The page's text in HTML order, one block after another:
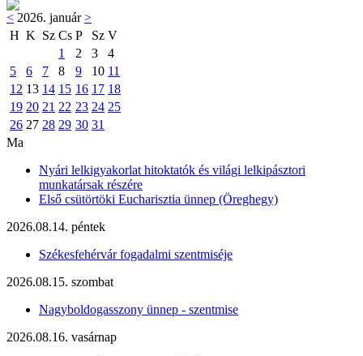
< 2026. január>
H K Sz Cs P Sz V
1
2 3
4
5
6 7 8 9 10 11
12 13 14 15 16 17 18
19 20 21 22 23 24 25
26 27 28 29 30 31
Ma
Nyári lelkigyakorlat hitoktatók és világi lelkipásztori
munkatársak részére
Első csütörtöki Eucharisztia ünnep (Öreghegy)
2026.08.14. péntek
Székesfehérvár fogadalmi szentmiséje
2026.08.15. szombat
Nagyboldogasszony ünnep - szentmise
2026.08.16. vasárnap